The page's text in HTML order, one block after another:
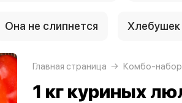
Она не слипнется Хлебушек
Главная страница Комбо-
1 кг куриных